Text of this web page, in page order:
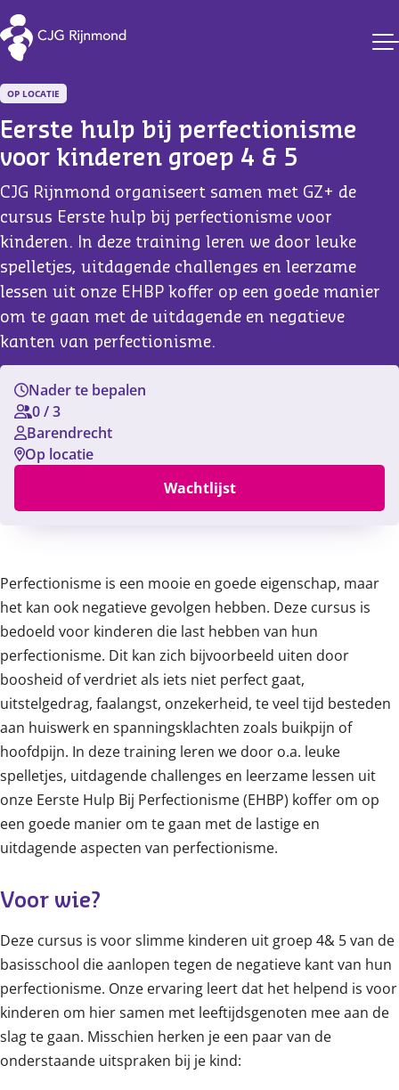
CJG Rijnmond
OP LOCATIE
Eerste hulp bij perfectionisme
voor kinderen groep 4 & 5
CJG Rijnmond organiseert samen met GZ+ de
cursus Eerste hulp bij perfectionisme voor
kinderen. In deze training leren we door leuke
spelletjes, uitdagende challenges en leerzame
lessen uit onze EHBP koffer op een goede manier
om te gaan met de uitdagende en negatieve
kanten van perfectionisme.
Nader te bepalen
0/3
Barendrecht
Op locatie
Wachtlijst
Perfectionisme is een mooie en goede eigenschap, maar
het kan ook negatieve gevolgen hebben. Deze cursus is
bedoeld voor kinderen die last hebben van hun
perfectionisme. Dit kan zich bijvoorbeeld uiten door
boosheid of verdriet als iets niet perfect gaat,
uitstelgedrag, faalangst, onzekerheid, te veel tijd besteden
aan huiswerk en spanningsklachten zoals buikpijn of
hoofdpijn. In deze training leren we door o.a. leuke
spelletjes, uitdagende challenges en leerzame lessen uit
onze Eerste Hulp Bij Perfectionisme (EHBP) koffer om op
een goede manier om te gaan met de lastige en
uitdagende aspecten van perfectionisme.
Voor wie?
Deze cursus is voor slimme kinderen uit groep 4& 5 van de
basisschool die aanlopen tegen de negatieve kant van hun
perfectionisme. Onze ervaring leert dat het helpend is voor
kinderen om hier samen met leeftijdsgenoten mee aan de
slag te gaan. Misschien herken je een paar van de
onderstaande uitspraken bij je kind: